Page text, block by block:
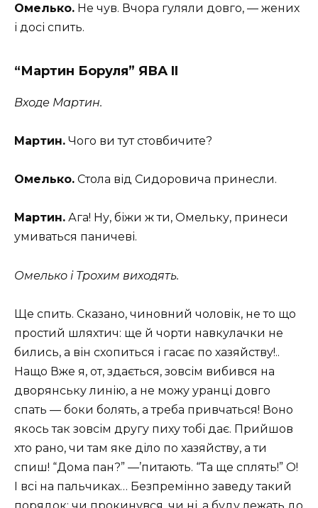
Омелько. Не чув. Вчора гуляли довго, — жених
і досі спить.
“Мартин Боруля” ЯВА II
Входе Мартин.
Мартин. Чого ви тут стовбичите?
Омелько. Стола від Сидоровича принесли.
Мартин. Ага! Ну, біжи ж ти, Омельку, принеси
умиваться паничеві.
Омелько і Трохим виходять.
Ще спить. Сказано, чиновний чоловік, не то що
простий шляхтич: ще й чорти навкулачки не
бились, а він схопиться і гасає по хазяйству!..
Нащо Вже я, от, здається, зовсім вибився на
дворянську линію, а не можу уранці довго
спать — боки болять, а треба привчаться! Воно
якось так зовсім другу пиху тобі дає. Прийшов
хто рано, чи там яке діло по хазяйству, а ти
спиш! “Дома пан?” —’питають. “Та ще сплять!” О!
І всі на пальчиках… Безпремінно заведу такий